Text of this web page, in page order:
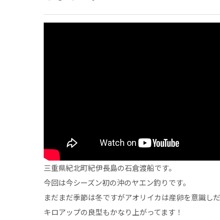
三重県紀北町紀伊長島の石倉渡船です。
今回は今シーズン初の沖のヤエン釣りです。
まだまだ季節は冬ですがアオリイカは産卵を意識し
キロアップの良型もかなり上がってます！